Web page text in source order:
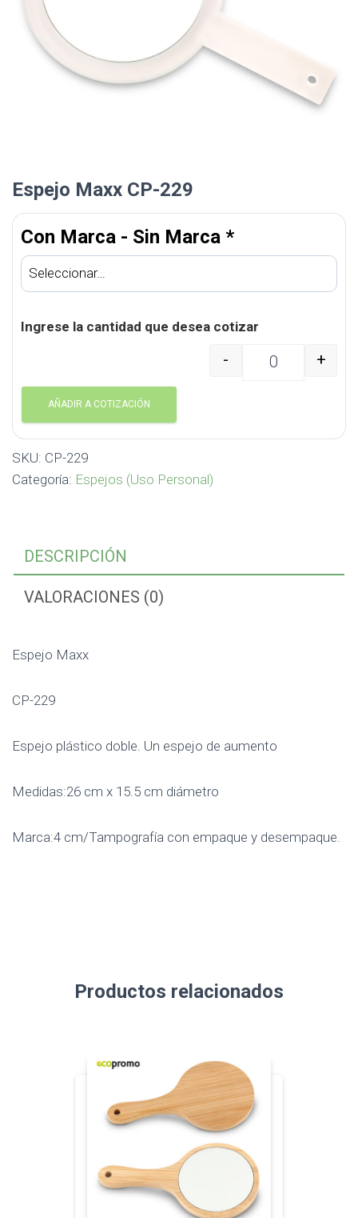
Espejo Maxx CP-229
Con Marca - Sin Marca *
Ingrese la cantidad que desea cotizar
Espejo Maxx CP-229
- +
AÑADIR A COTIZACIÓN
SKU: CP-229
Categoría: Espejos (Uso Personal)
DESCRIPCIÓN
VALORACIONES (0)
Espejo Maxx
CP-229
Espejo plástico doble. Un espejo de aumento
Medidas:26 cm x 15.5 cm diámetro
Marca:4 cm/Tampografía con empaque y desempaque.
Productos relacionados